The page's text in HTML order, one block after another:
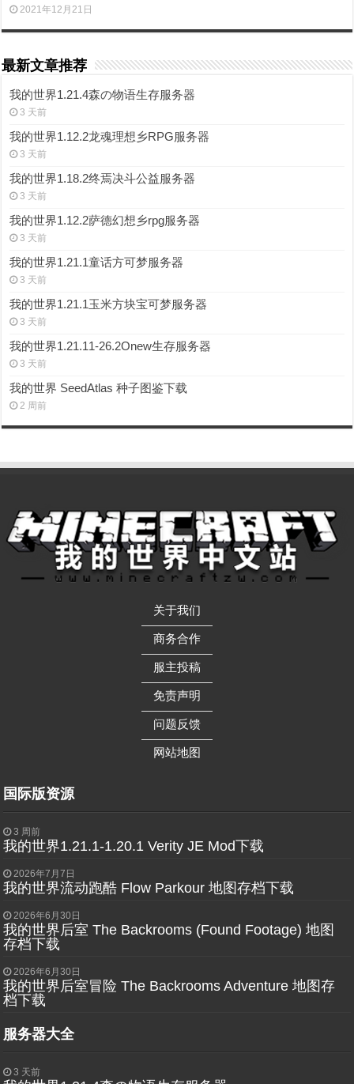
2021年12月21日
最新文章推荐
我的世界1.21.4森の物语生存服务器
3 天前
我的世界1.12.2龙魂理想乡RPG服务器
3 天前
我的世界1.18.2终焉决斗公益服务器
3 天前
我的世界1.12.2萨德幻想乡rpg服务器
3 天前
我的世界1.21.1童话方可梦服务器
3 天前
我的世界1.21.1玉米方块宝可梦服务器
3 天前
我的世界1.21.11-26.2Onew生存服务器
3 天前
我的世界 SeedAtlas 种子图鉴下载
2 周前
关于我们
——————
商务合作
——————
服主投稿
——————
免责声明
——————
问题反馈
——————
网站地图
国际版资源
3 周前
我的世界1.21.1-1.20.1 Verity JE Mod下载
2026年7月7日
我的世界流动跑酷 Flow Parkour 地图存档下载
2026年6月30日
我的世界后室 The Backrooms (Found Footage) 地图
存档下载
2026年6月30日
我的世界后室冒险 The Backrooms Adventure 地图存
档下载
服务器大全
3 天前